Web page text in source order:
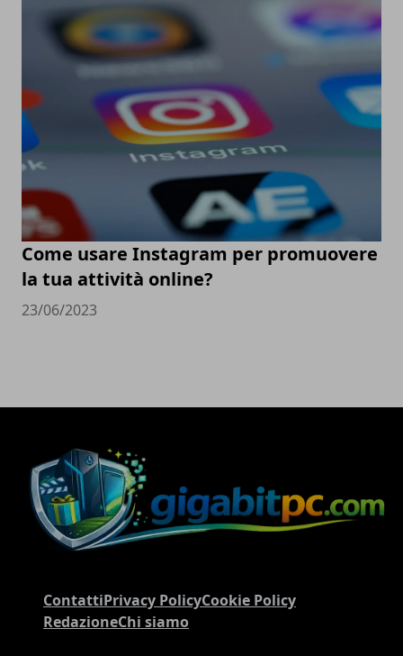
Come usare Instagram per promuovere
la tua attività online?
23/06/2023
ContattiPrivacy PolicyCookie Policy
RedazioneChi siamo